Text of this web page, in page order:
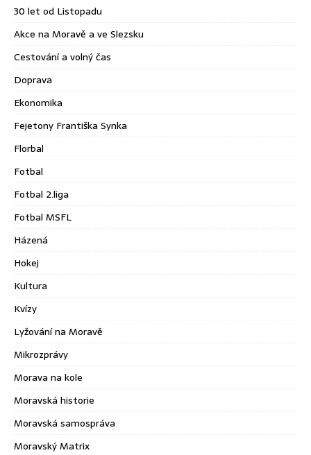
30 let od Listopadu
Akce na Moravě a ve Slezsku
Cestování a volný čas
Doprava
Ekonomika
Fejetony Františka Synka
Florbal
Fotbal
Fotbal 2.liga
Fotbal MSFL
Házená
Hokej
Kultura
Kvízy
Lyžování na Moravě
Mikrozprávy
Morava na kole
Moravská historie
Moravská samospráva
Moravský Matrix